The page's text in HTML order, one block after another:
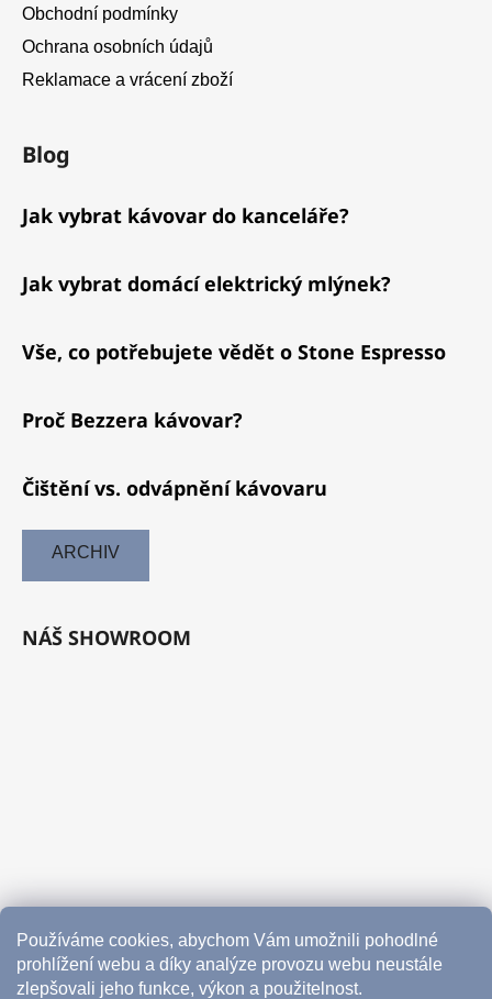
Používáme cookies, abychom Vám umožnili pohodlné
prohlížení webu a díky analýze provozu webu neustále
zlepšovali jeho funkce, výkon a použitelnost.
Obchodní podmínky
Ochrana osobních údajů
Reklamace a vrácení zboží
Blog
Jak vybrat kávovar do kanceláře?
Jak vybrat domácí elektrický mlýnek?
Vše, co potřebujete vědět o Stone Espresso
Proč Bezzera kávovar?
Čištění vs. odvápnění kávovaru
ARCHIV
NÁŠ SHOWROOM